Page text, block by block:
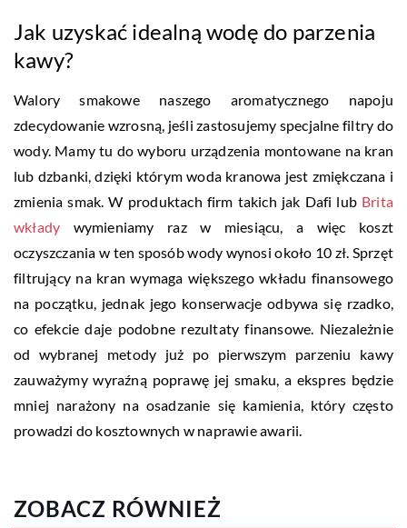
Jak uzyskać idealną wodę do parzenia
kawy?
Walory smakowe naszego aromatycznego napoju
zdecydowanie wzrosną, jeśli zastosujemy specjalne filtry do
wody. Mamy tu do wyboru urządzenia montowane na kran
lub dzbanki, dzięki którym woda kranowa jest zmiękczana i
zmienia smak. W produktach firm takich jak Dafi lub Brita
wkłady wymieniamy raz w miesiącu, a więc koszt
oczyszczania w ten sposób wody wynosi około 10 zł. Sprzęt
filtrujący na kran wymaga większego wkładu finansowego
na początku, jednak jego konserwacje odbywa się rzadko,
co efekcie daje podobne rezultaty finansowe. Niezależnie
od wybranej metody już po pierwszym parzeniu kawy
zauważymy wyraźną poprawę jej smaku, a ekspres będzie
mniej narażony na osadzanie się kamienia, który często
prowadzi do kosztownych w naprawie awarii.
ZOBACZ RÓWNIEŻ